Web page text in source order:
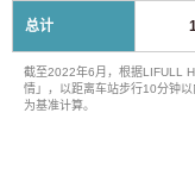
总计
截至2022年6月，根据LIFULL
情」，以距离车站步行10分钟
为基准计算。